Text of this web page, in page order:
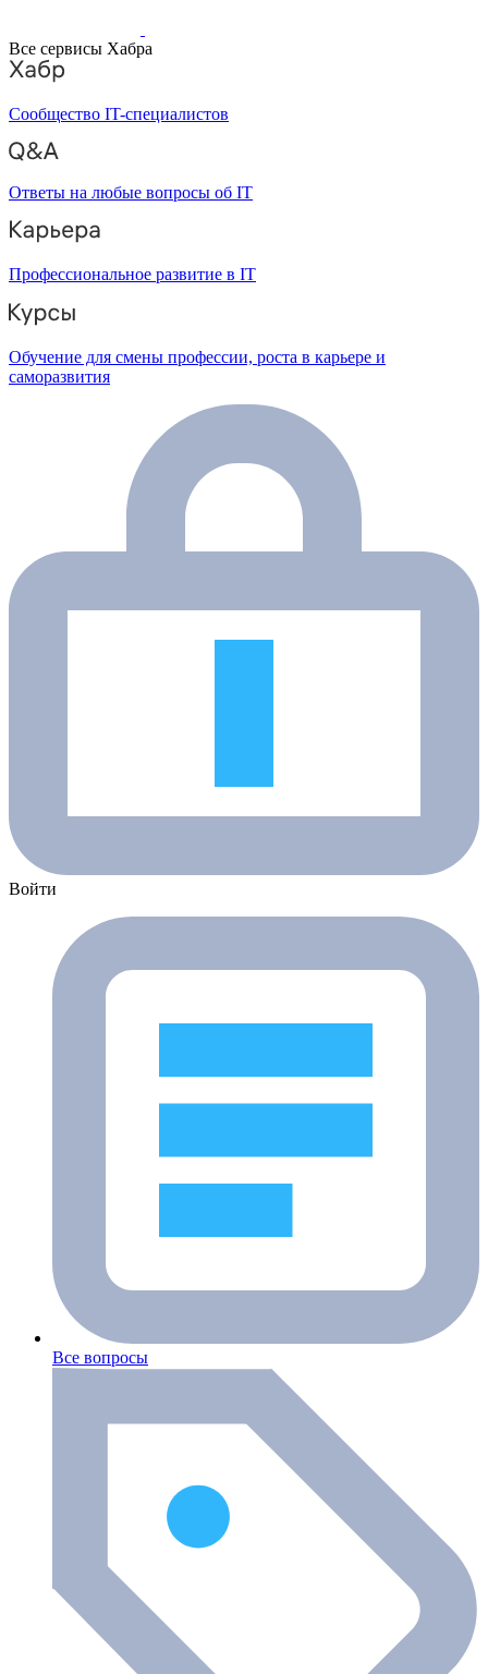
Все сервисы Хабра
Сообщество IT-специалистов
Ответы на любые вопросы об IT
Профессиональное развитие в IT
Обучение для смены профессии, роста в карьере и
саморазвития
Войти
Все вопросы